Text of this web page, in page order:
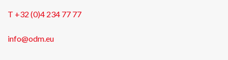
T +32 (0)4 234 77 77
info@odm.eu